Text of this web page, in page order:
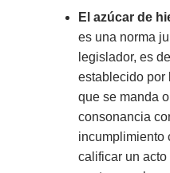
El azúcar de
es una norma
legislador, es
establecido por
que se manda
consonancia
incumplimiento
calificar un